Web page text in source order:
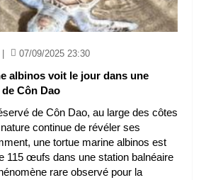
07/09/2025 23:30
albinos voit le jour dans une
Côn Dao
de Côn Dao, au large des côtes
continue de révéler ses
une tortue marine albinos est
115 œufs dans une station balnéaire
rare observé pour la